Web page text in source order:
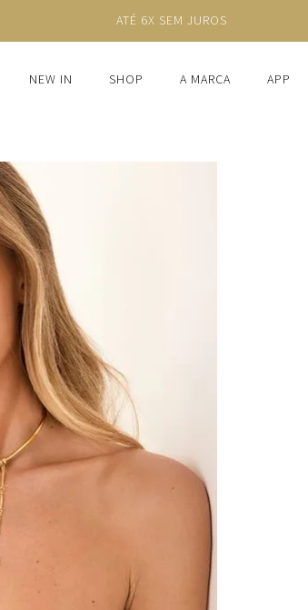
NEW IN SHOP A MARCA APP